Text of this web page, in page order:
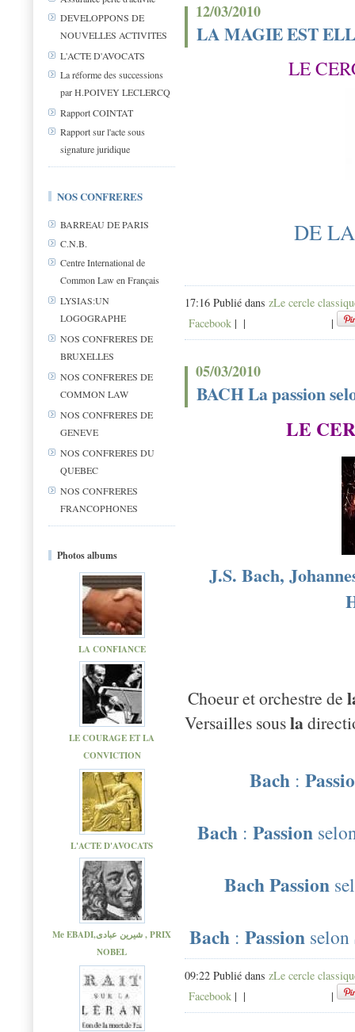
DEVELOPPONS DE
NOUVELLES ACTIVITES
L'ACTE D'AVOCATS
La réforme des successions
par H.POIVEY LECLERCQ
Rapport COINTAT
Rapport sur l'acte sous
signature juridique
NOS CONFRERES
BARREAU DE PARIS
C.N.B.
Centre International de
Common Law en Français
LYSIAS:UN
LOGOGRAPHE
NOS CONFRERES DE
BRUXELLES
NOS CONFRERES DE
COMMON LAW
NOS CONFRERES DE
GENEVE
NOS CONFRERES DU
QUEBEC
NOS CONFRERES
FRANCOPHONES
Photos albums
LA CONFIANCE
LE COURAGE ET LA
CONVICTION
L'ACTE D'AVOCATS
Me EBADI,شیرین عبادی , PRIX
NOBEL
12/03/2010
LA MAGIE EST
LE
DE
17:16 Publié dans zLe cercle
Facebook | | |
05/03/2010
BACH La passion
LE
J.S. Bach,
Choeur et orchestre de
Versailles sousla
Bach :
Bach: Passion
Bach Passion
Bach: Passionselon
09:22 Publié dans zLe cercle
Facebook | | |